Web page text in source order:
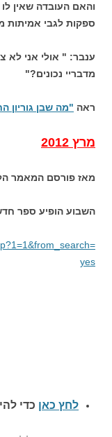
והאם העובדה שאין
ספקות לגבי אמיתות
ענבר: " אולי אני לא
מדבריי נכונים?"
ראה "מה שבן גוריון
מרץ 2012
מאז פורסם המאמר
השבוע הופיע ספר
yes
לחץ כאן כדי